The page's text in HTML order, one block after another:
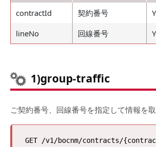
contractId
契約番号
lineNo
回線番号
1)group-traffic
ご契約番号、回線番号を指定して情報を取